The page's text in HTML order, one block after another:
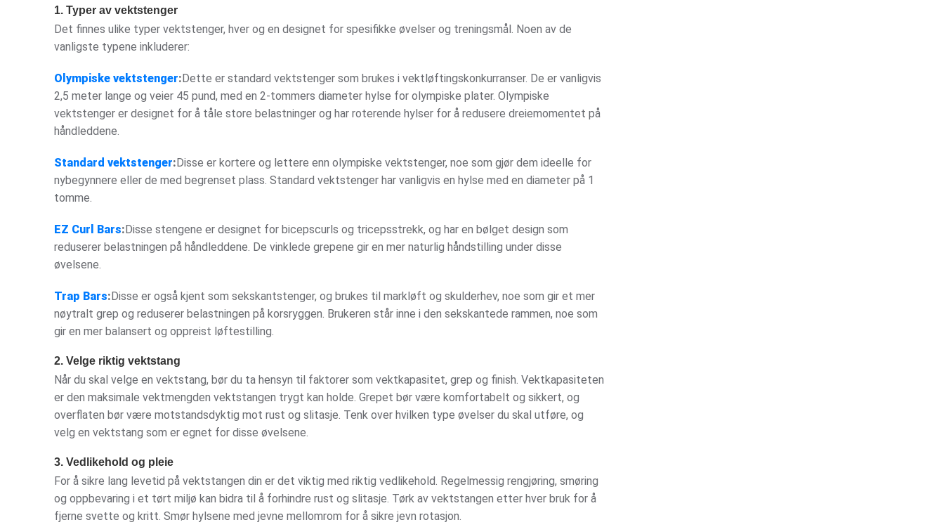
1. Typer av vektstenger
Det finnes ulike typer vektstenger, hver og en designet for spesifikke øvelser og treningsmål. Noen av de
vanligste typene inkluderer:
Olympiske vektstenger: Dette er standard vektstenger som brukes i vektløftingskonkurranser. De er vanligvis
2,5 meter lange og veier 45 pund, med en 2-tommers diameter hylse for olympiske plater. Olympiske
vektstenger er designet for å tåle store belastninger og har roterende hylser for å redusere dreiemomentet på
håndleddene.
Standard vektstenger: Disse er kortere og lettere enn olympiske vektstenger, noe som gjør dem ideelle for
nybegynnere eller de med begrenset plass. Standard vektstenger har vanligvis en hylse med en diameter på 1
tomme.
EZ Curl Bars: Disse stengene er designet for bicepscurls og tricepsstrekk, og har en bølget design som
reduserer belastningen på håndleddene. De vinklede grepene gir en mer naturlig håndstilling under disse
øvelsene.
Trap Bars: Disse er også kjent som sekskantstenger, og brukes til markløft og skulderhev, noe som gir et mer
nøytralt grep og reduserer belastningen på korsryggen. Brukeren står inne i den sekskantede rammen, noe som
gir en mer balansert og oppreist løftestilling.
2. Velge riktig vektstang
Når du skal velge en vektstang, bør du ta hensyn til faktorer som vektkapasitet, grep og finish. Vektkapasiteten
er den maksimale vektmengden vektstangen trygt kan holde. Grepet bør være komfortabelt og sikkert, og
overflaten bør være motstandsdyktig mot rust og slitasje. Tenk over hvilken type øvelser du skal utføre, og
velg en vektstang som er egnet for disse øvelsene.
3. Vedlikehold og pleie
For å sikre lang levetid på vektstangen din er det viktig med riktig vedlikehold. Regelmessig rengjøring, smøring
og oppbevaring i et tørt miljø kan bidra til å forhindre rust og slitasje. Tørk av vektstangen etter hver bruk for å
fjerne svette og kritt. Smør hylsene med jevne mellomrom for å sikre jevn rotasjon.